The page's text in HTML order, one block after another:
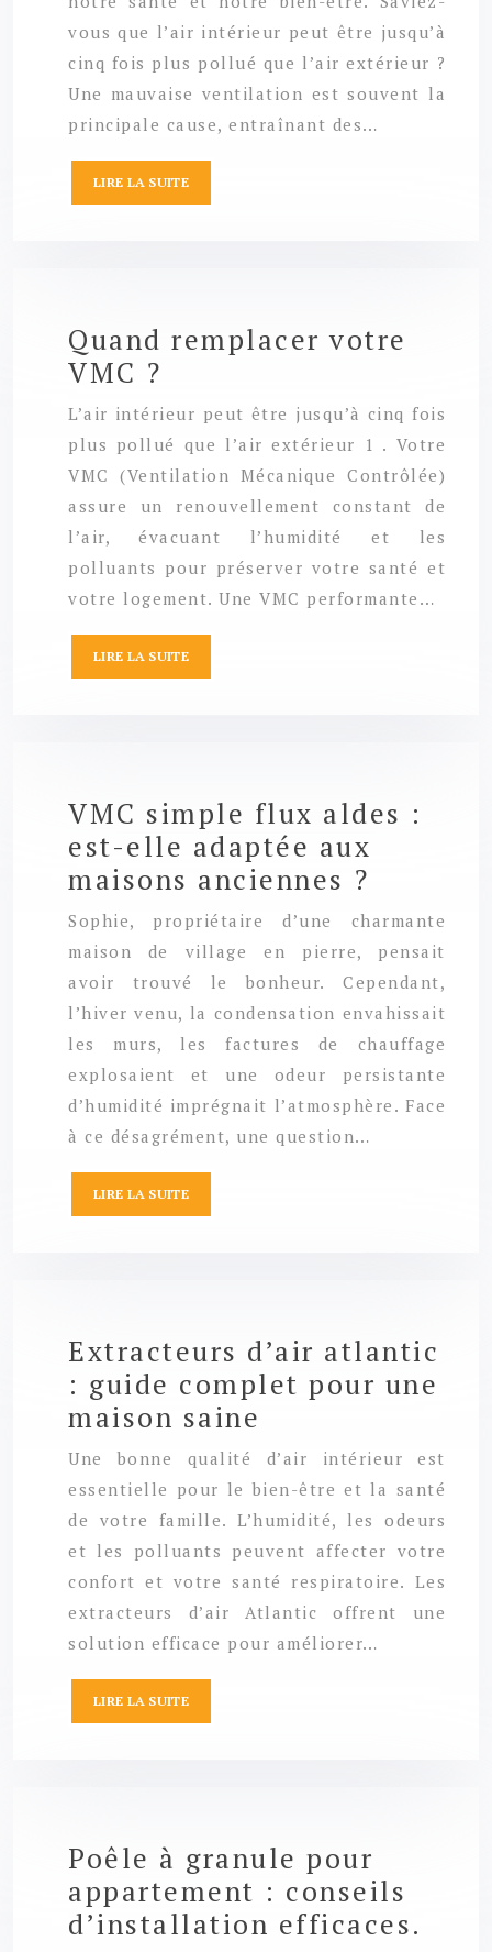
vous que l’air intérieur peut être jusqu’à
cinq fois plus pollué que l’air extérieur ?
Une mauvaise ventilation est souvent la
principale cause, entraînant des…
LIRE LA SUITE
Quand remplacer votre
VMC ?
L’air intérieur peut être jusqu’à cinq fois
plus pollué que l’air extérieur 1 . Votre
VMC (Ventilation Mécanique Contrôlée)
assure un renouvellement constant de
l’air, évacuant l’humidité et les
polluants pour préserver votre santé et
votre logement. Une VMC performante…
LIRE LA SUITE
VMC simple flux aldes :
est-elle adaptée aux
maisons anciennes ?
Sophie, propriétaire d’une charmante
maison de village en pierre, pensait
avoir trouvé le bonheur. Cependant,
l’hiver venu, la condensation envahissait
les murs, les factures de chauffage
explosaient et une odeur persistante
d’humidité imprégnait l’atmosphère. Face
à ce désagrément, une question…
LIRE LA SUITE
Extracteurs d’air atlantic
: guide complet pour une
maison saine
Une bonne qualité d’air intérieur est
essentielle pour le bien-être et la santé
de votre famille. L’humidité, les odeurs
et les polluants peuvent affecter votre
confort et votre santé respiratoire. Les
extracteurs d’air Atlantic offrent une
solution efficace pour améliorer…
LIRE LA SUITE
Poêle à granule pour
appartement : conseils
d’installation efficaces.